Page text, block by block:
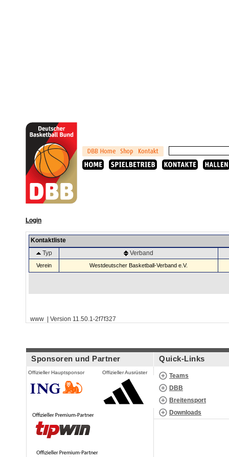
Login
Kontaktliste
Typ
Verband
Verein Westdeutscher Basketball-Verband e.V.
www | Version 11.50.1-2f7f327
Sponsoren und Partner
Offizieller Hauptsponsor Offizieller Ausrüster
Quick-Links
Teams
DBB
Breitensport
Downloads